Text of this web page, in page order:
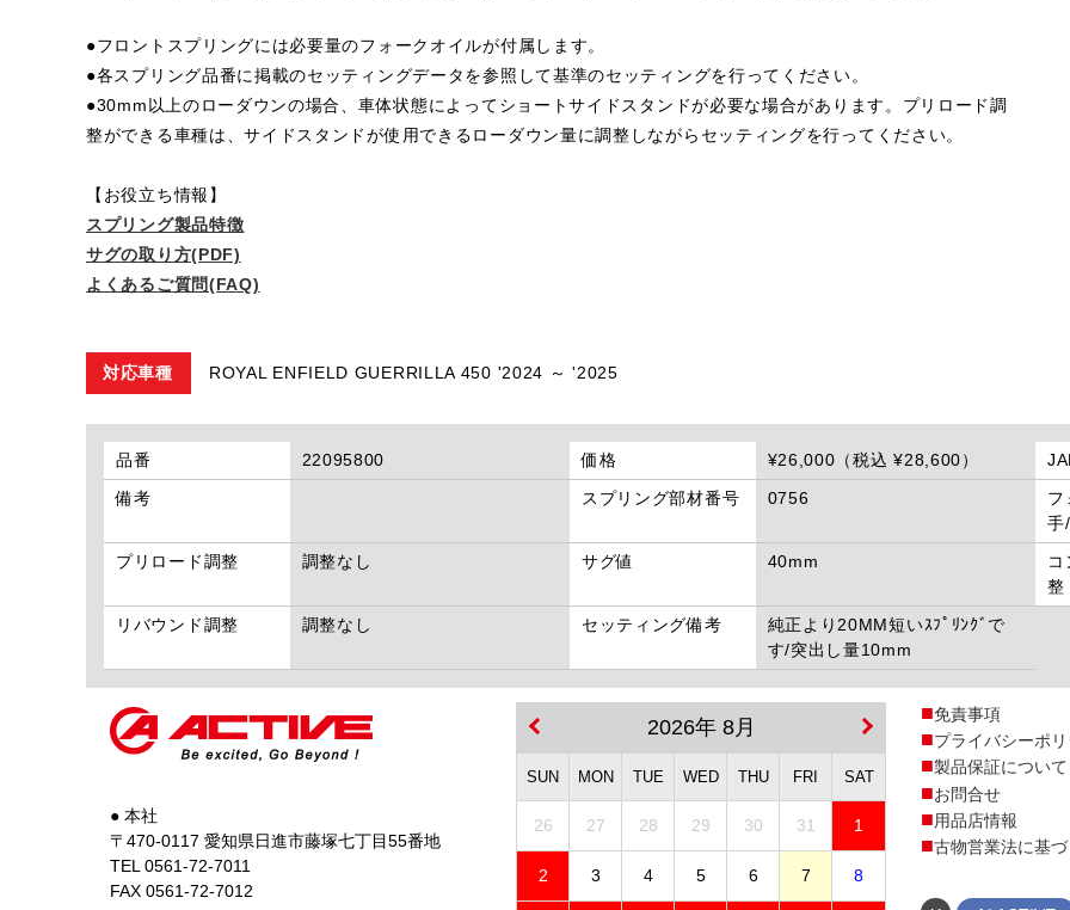
●フロントスプリングには必要量のフォークオイルが付属します。
●各スプリング品番に掲載のセッティングデータを参照して基準のセッティングを行ってください。
●30mm以上のローダウンの場合、車体状態によってショートサイドスタンドが必要な場合があります。プリロード調
整ができる車種は、サイドスタンドが使用できるローダウン量に調整しながらセッティングを行ってください。
【お役立ち情報】
スプリング製品特徴
サグの取り方(PDF)
よくあるご質問(FAQ)
対応車種 ROYAL ENFIELD GUERRILLA 450 '2024 ～ '2025
品番 22095800 価格 ¥26,000（税込 ¥28,600）
備考
スプリング部材番号 0756
フ
手
プリロード調整
調整なし サグ値 40mm
整
リバウンド調整
調整なし セッティング備考
純正より20MM短いｽﾌﾟﾘﾝｸﾞで
す/突出し量10mm
● 本社
〒470-0117 愛知県日進市藤塚七丁目55番地
TEL 0561-72-7011
FAX 0561-72-7012
2026年 8月
SUN MON TUE WED THU FRI SAT
26 27 28 29 30 31 1
2 3 4 5 6 7 8
免責事項
プライバシーポ
製品保証について
お問合せ
用品店情報
古物営業法に基